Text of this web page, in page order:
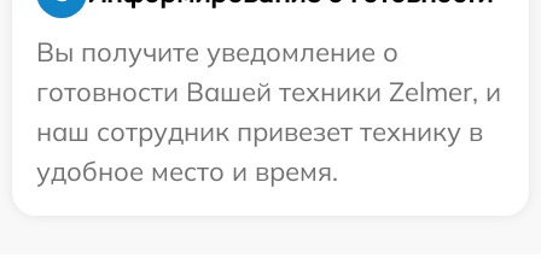
Вы получите уведомление о
готовности Вашей техники Zelmer, и
наш сотрудник привезет технику в
удобное место и время.